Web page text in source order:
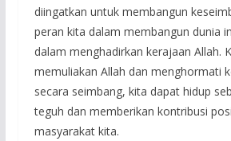
diingatkan untuk membangun
peran kita dalam membangun dunia
dalam menghadirkan kerajaan Allah.
memuliakan Allah dan menghormati
secara seimbang, kita dapat hidup
teguh dan memberikan kontribusi
masyarakat kita.